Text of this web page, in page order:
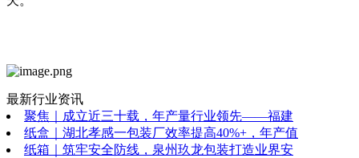
最新行业资讯
聚焦｜成立近三十载，年产量行业领先——福建
纸盒｜湖北孝感一包装厂效率提高40%+，年产值
纸箱｜筑牢安全防线，泉州玖龙包装打造业界安